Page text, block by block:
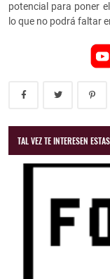
potencial para poner
lo que no podrá faltar
TAL VEZ TE INTERESEN